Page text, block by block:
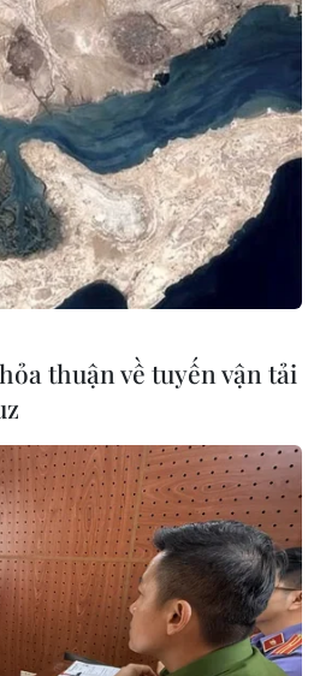
ở Giải quần
Rafael
quần vợt đầy
đăng
giành chức
thuận về tuyến vận tải